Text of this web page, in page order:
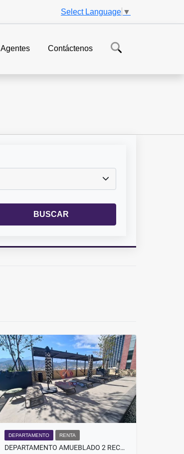
Select Language ▼
Agentes Contáctenos
BUSCAR
DEPARTAMENTO RENTA
DEPARTAMENTO AMUEBLADO 2 RECÁMARAS MONTERREY CENTRO